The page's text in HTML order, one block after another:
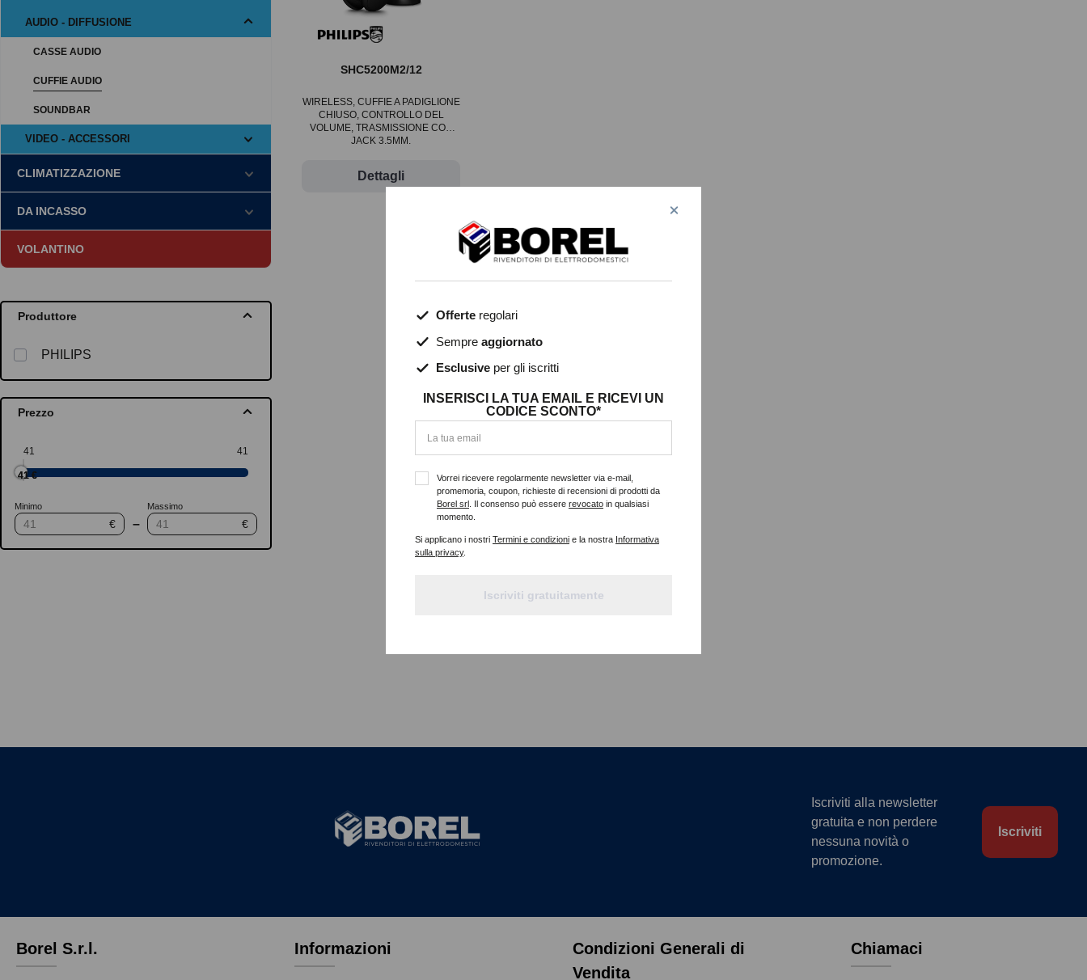
AUDIO - DIFFUSIONE
CASSE AUDIO
CUFFIE AUDIO
SOUNDBAR
VIDEO - ACCESSORI
CLIMATIZZAZIONE
DA INCASSO
VOLANTINO
Produttore
PHILIPS
Prezzo
Minimo
€ –
Massimo
€
SHC5200M2/12
WIRELESS, CUFFIE A PADIGLIONE
CHIUSO, CONTROLLO DEL
VOLUME, TRASMISSIONE CON
JACK 3.5MM,
Dettagli
Iscriviti alla newsletter
gratuita e non perdere
nessuna novità o
promozione.
Iscriviti
Borel S.r.l. Chiamaci
Informazioni
Condizioni Generali di
Vendita
Offerte regolari
Sempre aggiornato
Esclusive per gli iscritti
INSERISCI LA TUA EMAIL E RICEVI UN
CODICE SCONTO*
Vorrei ricevere regolarmente newsletter via e-mail,
promemoria, coupon, richieste di recensioni di prodotti da
Borel srl . Il consenso può essere revocato in qualsiasi
momento.
Si applicano i nostri Termini e condizioni e la nostra Informativa
sulla privacy.
Iscriviti gratuitamente